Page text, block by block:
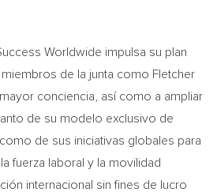
Worldwide impulsa su plan
de la junta como Fletcher
conciencia, así como a ampliar
de su modelo exclusivo de
de sus iniciativas globales para
fuerza laboral y la movilidad
internacional sin fines de lucro